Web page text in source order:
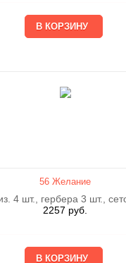
56 Желание
4 шт., гербера 3 шт.,
2257 руб.